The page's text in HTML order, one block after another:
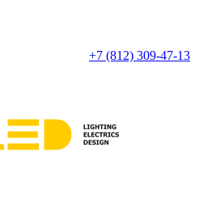
+7 (812) 309-47-13